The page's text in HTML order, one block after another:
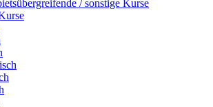
/ sonstige Kurse